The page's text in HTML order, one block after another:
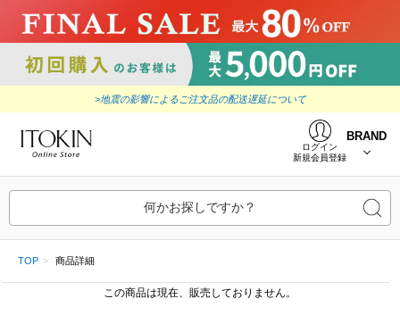
>地震の影響によるご注文品の配送遅延について
ログイン
新規会員登録
BRAND
何かお探しですか？
TOP 商品詳細
この商品は現在、販売しておりません。